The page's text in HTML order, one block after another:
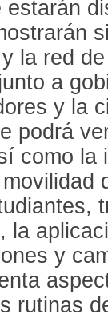
la red
a
y la
podrá
como la
la
y
rutinas